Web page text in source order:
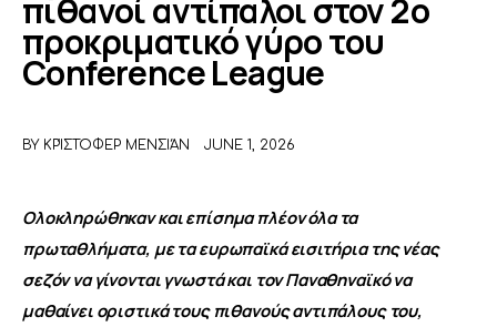
ΑΦΙΕΡΩΜΑΤΑ
πιθανοί αντίπαλοι στον 2ο
προκριματικό γύρο του
Conference League
BY ΚΡΊΣΤΟΦΕΡ ΜΕΝΣΙΆΝ JUNE 1, 2026
Ολοκληρώθηκαν και επίσημα πλέον όλα τα
πρωταθλήματα, με τα ευρωπαϊκά εισιτήρια της νέας
σεζόν να γίνονται γνωστά και τον Παναθηναϊκό να
μαθαίνει οριστικά τους πιθανούς αντιπάλους του,